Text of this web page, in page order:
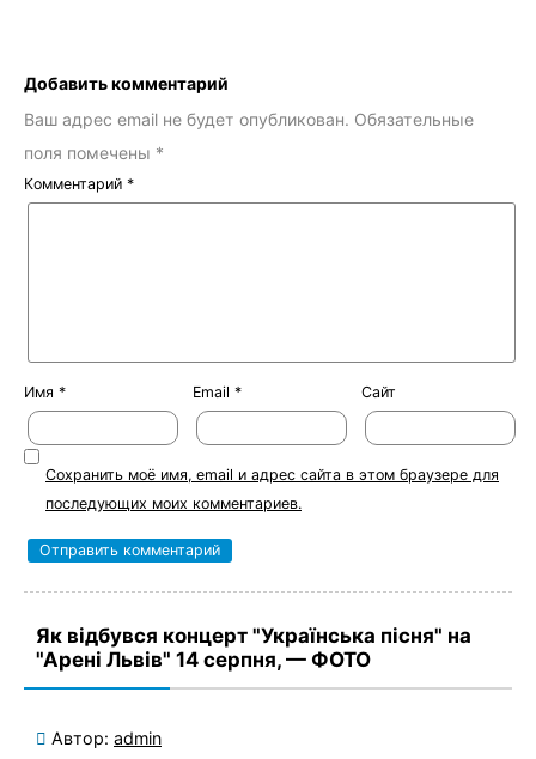
Добавить комментарий
Ваш адрес email не будет опубликован. Обязательные
поля помечены *
Комментарий *
Имя * Email * Сайт
Сохранить моё имя, email и адрес сайта в этом браузере для
последующих моих комментариев.
Як відбувся концерт "Українська пісня" на
"Арені Львів" 14 серпня, — ФОТО
Автор: admin